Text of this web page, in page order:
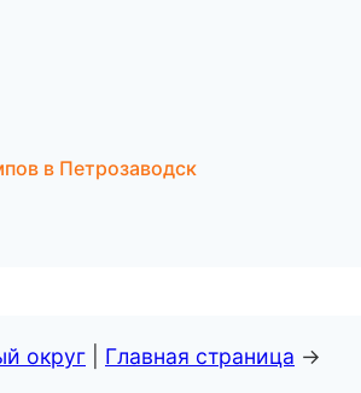
в Петрозаводск
округ Главная страница →